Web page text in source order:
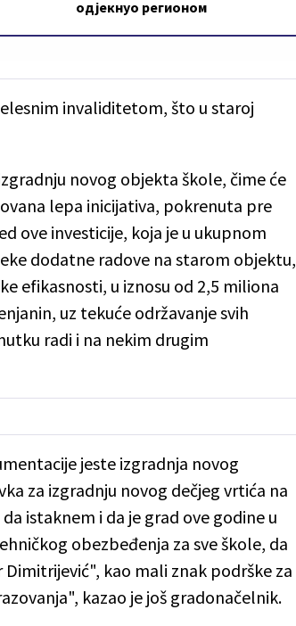
одјекнуо регионом
invaliditetom, što u staroj
novog objekta škole, čime će
lepa inicijativa, pokrenuta pre
ove investicije, koja je u ukupnom
dodatne radove na starom objektu,
efikasnosti, u iznosu od 2,5 miliona
uz tekuće održavanje svih
radi i na nekim drugim
jeste izgradnja novog
za izgradnju novog dečjeg vrtića na
istaknem i da je grad ove godine u
obezbeđenja za sve škole, da
kao mali znak podrške za
kazao je još gradonačelnik.